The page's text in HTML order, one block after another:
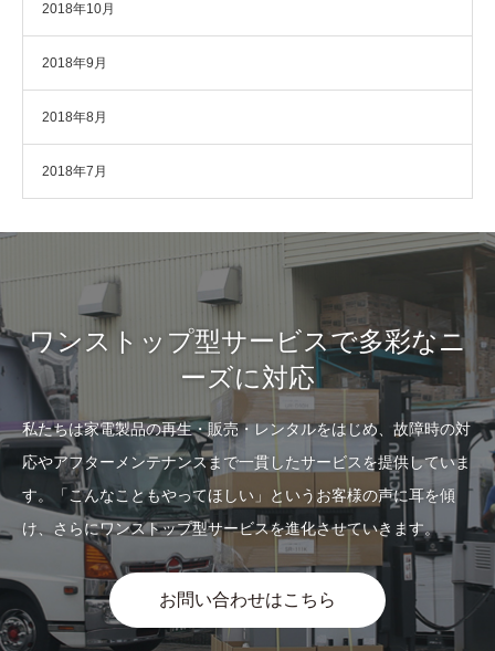
2018年10月
2018年9月
2018年8月
2018年7月
ワンストップ型サービスで多彩なニ
ーズに対応
私たちは家電製品の再生・販売・レンタルをはじめ、故障時の対
応やアフターメンテナンスまで一貫したサービスを提供していま
す。「こんなこともやってほしい」というお客様の声に耳を傾
け、さらにワンストップ型サービスを進化させていきます。
お問い合わせはこちら